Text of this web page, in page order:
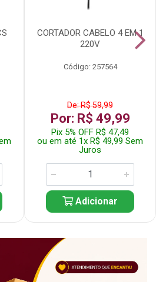
CORTADOR CABELO 4 EM 1
220V
Código: 257564
De: R$ 59,99
Por: R$ 49,99
Pix 5% OFF R$ 47,49
ou em até 1x R$ 49,99 Sem
Juros
Adicionar